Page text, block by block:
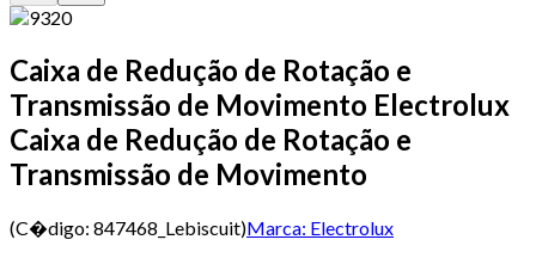
Caixa de Redução de Rotação e
Transmissão de Movimento Electrolux
Caixa de Redução de Rotação e
Transmissão de Movimento
(C�digo: 847468_Lebiscuit)Marca: Electrolux